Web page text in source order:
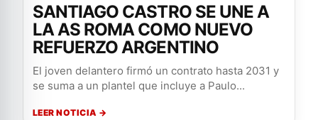
SANTIAGO CASTRO SE UNE A
LA AS ROMA COMO NUEVO
REFUERZO ARGENTINO
El joven delantero firmó un contrato hasta 2031 y
se suma a un plantel que incluye a Paulo...
LEER NOTICIA →